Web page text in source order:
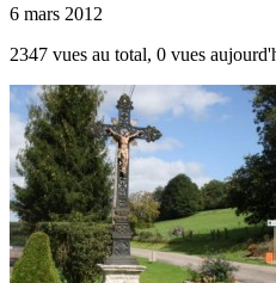
6 mars 2012
2347 vues au total, 0 vues